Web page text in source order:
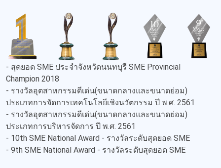
- สุดยอด SME ประจำจังหวัดนนทบุรี SME Provincial
Champion 2018
- รางวัลอุตสาหกรรมดีเด่น(ขนาดกลางและขนาดย่อม)
ประเภทการจัดการเทคโนโลยีเชิงนวัตกรรม ปี พ.ศ. 2561
- รางวัลอุตสาหกรรมดีเด่น(ขนาดกลางและขนาดย่อม)
ประเภทการบริหารจัดการ ปี พ.ศ. 2561
- 10th SME National Award - รางวัลระดับสุดยอด SME
- 9th SME National Award - รางวัลระดับสุดยอด SME